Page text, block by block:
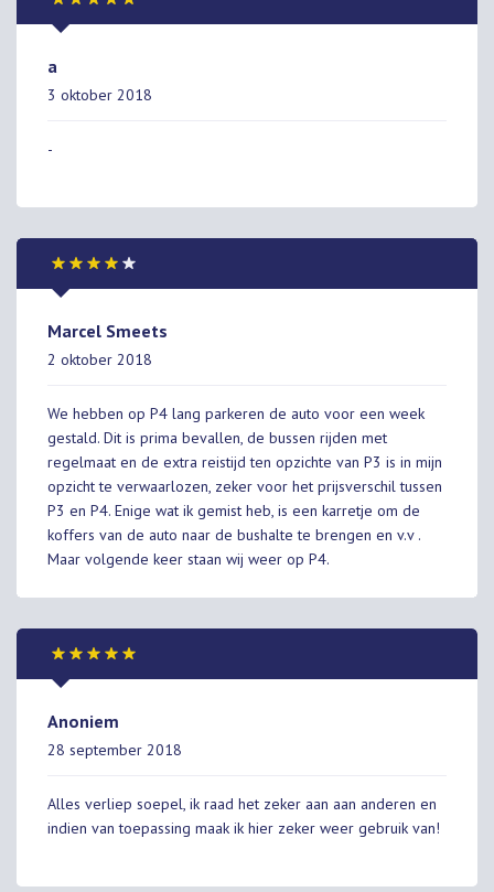
a
3 oktober 2018
-
Marcel Smeets
2 oktober 2018
We hebben op P4 lang parkeren de auto voor een week
gestald. Dit is prima bevallen, de bussen rijden met
regelmaat en de extra reistijd ten opzichte van P3 is in mijn
opzicht te verwaarlozen, zeker voor het prijsverschil tussen
P3 en P4. Enige wat ik gemist heb, is een karretje om de
koffers van de auto naar de bushalte te brengen en v.v .
Maar volgende keer staan wij weer op P4.
Anoniem
28 september 2018
Alles verliep soepel, ik raad het zeker aan aan anderen en
indien van toepassing maak ik hier zeker weer gebruik van!